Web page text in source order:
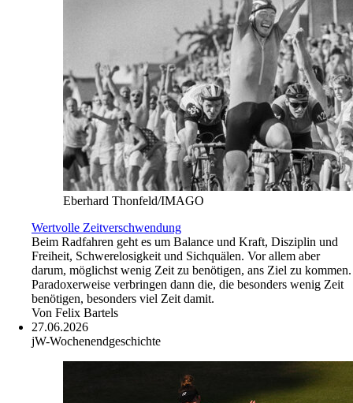
Eberhard Thonfeld/IMAGO
Wertvolle Zeitverschwendung
Beim Radfahren geht es um Balance und Kraft, Disziplin und
Freiheit, Schwerelosigkeit und Sichquälen. Vor allem aber
darum, möglichst wenig Zeit zu benötigen, ans Ziel zu kommen.
Paradoxerweise verbringen dann die, die besonders wenig Zeit
benötigen, besonders viel Zeit damit.
Von Felix Bartels
27.06.2026
jW-Wochenendgeschichte